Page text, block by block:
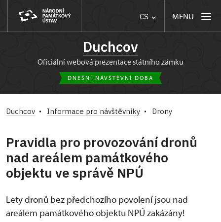
CS MENU
Duchcov
oficiální webová prezentace státního zámku
DNEŠNÍ NÁVŠTĚVNÍ DOBA
Duchcov Informace pro návštěvníky Drony
Pravidla pro provozování dronů
nad areálem památkového
objektu ve správě NPÚ
Lety dronů bez předchozího povolení jsou nad
areálem památkového objektu NPÚ zakázány!